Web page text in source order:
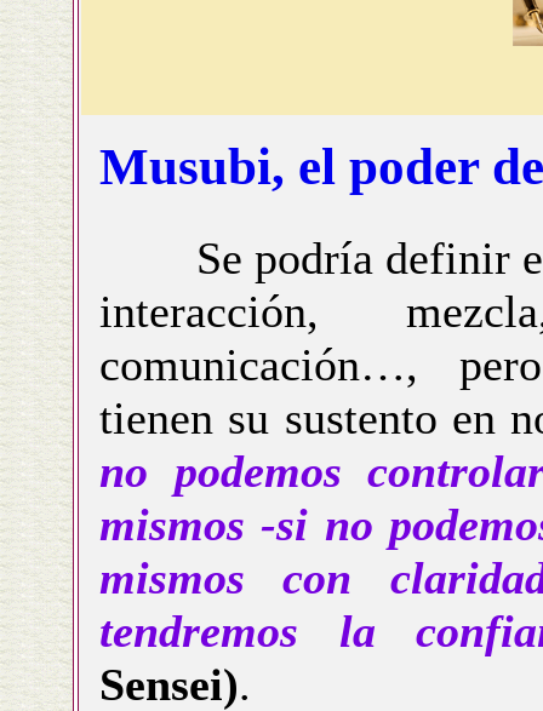
Musubi, el poder
Se podría definir el
interacción,
comunicación…,
tienen su sustento en
no podemos
mismos -si no
mismos con
tendremos la
Sensei).